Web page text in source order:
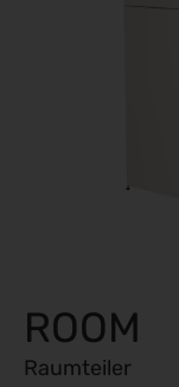
ROOM
Raumteiler